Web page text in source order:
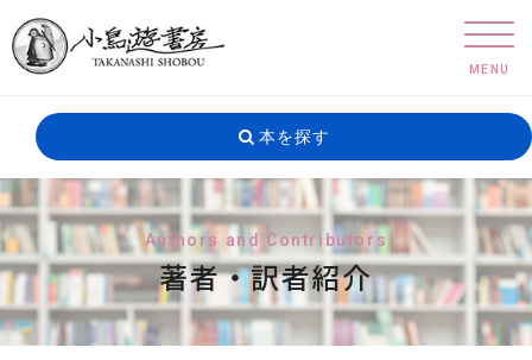
本を探す
Authors and Contributors
著者・訳者紹介
MENU